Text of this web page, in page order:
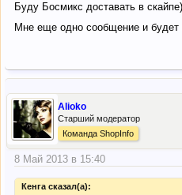
Буду Босмикс доставать в
Мне еще одно сообщение и будет
Alioko
Старший модератор
Команда ShopInfo
8 Май 2013 в 15:40
Кенга сказал(а):